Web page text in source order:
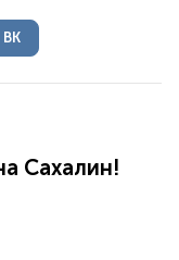
ВК
Сахалин!